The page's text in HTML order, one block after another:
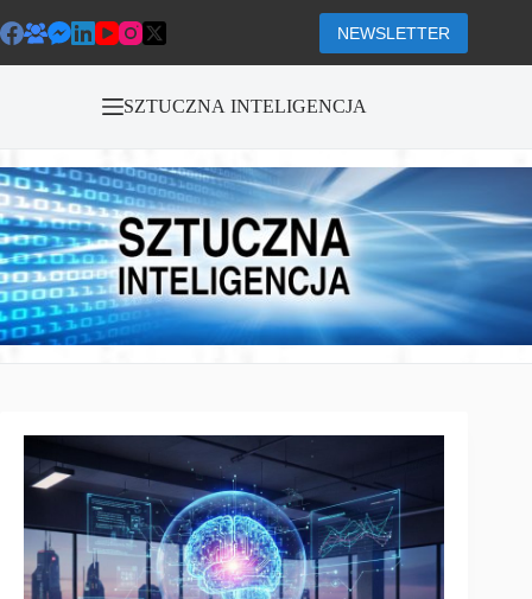
do
treści
NEWSLETTER
SZTUCZNA INTELIGENCJA